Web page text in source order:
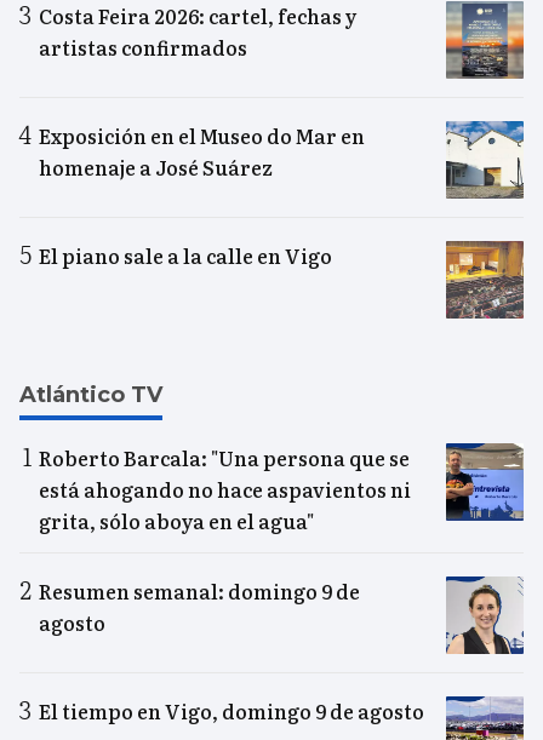
Costa Feira 2026: cartel, fechas y
artistas confirmados
Exposición en el Museo do Mar en
homenaje a José Suárez
El piano sale a la calle en Vigo
Atlántico TV
Roberto Barcala: "Una persona que se
está ahogando no hace aspavientos ni
grita, sólo aboya en el agua"
Resumen semanal: domingo 9 de
agosto
El tiempo en Vigo, domingo 9 de agosto